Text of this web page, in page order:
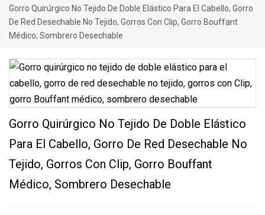
Gorro Quirúrgico No Tejido De Doble Elástico Para El Cabello, Gorro
De Red Desechable No Tejido, Gorros Con Clip, Gorro Bouffant
Médico, Sombrero Desechable
Gorro Quirúrgico No Tejido De Doble Elástico
Para El Cabello, Gorro De Red Desechable No
Tejido, Gorros Con Clip, Gorro Bouffant
Médico, Sombrero Desechable